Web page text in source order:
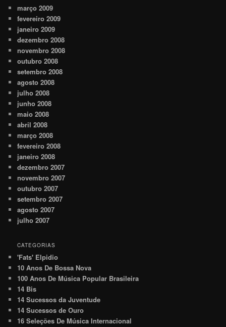
março 2009
fevereiro 2009
janeiro 2009
dezembro 2008
novembro 2008
outubro 2008
setembro 2008
agosto 2008
julho 2008
junho 2008
maio 2008
abril 2008
março 2008
fevereiro 2008
janeiro 2008
dezembro 2007
novembro 2007
outubro 2007
setembro 2007
agosto 2007
julho 2007
CATEGORIAS
'Fats' Elpidio
10 Anos De Bossa Nova
100 Anos De Música Popular Brasileira
14 Bis
14 Sucessos da Juventude
14 Sucessos de Ouro
16 Seleções De Música Internacional